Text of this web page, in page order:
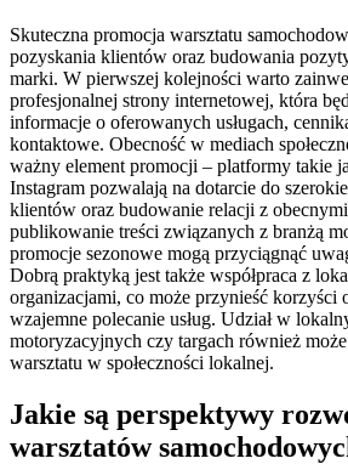
Skuteczna promocja warsztatu
pozyskania klientów oraz budowania
marki. W pierwszej kolejności warto
profesjonalnej strony internetowej, która
informacje o oferowanych usługach,
kontaktowe. Obecność w mediach
ważny element promocji – platformy takie
Instagram pozwalają na dotarcie do
klientów oraz budowanie relacji z
publikowanie treści związanych z branżą
promocje sezonowe mogą przyciągnąć
Dobrą praktyką jest także współpraca z
organizacjami, co może przynieść korzyści
wzajemne polecanie usług. Udział w
motoryzacyjnych czy targach również
warsztatu w społeczności lokalnej.
Jakie są perspektywy
warsztatów